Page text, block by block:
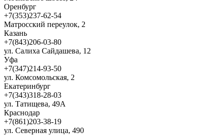
Оренбург
+7(353)237-62-54
Матросский переулок, 2
Казань
+7(843)206-03-80
ул. Салиха Сайдашева, 12
Уфа
+7(347)214-93-50
ул. Комсомольская, 2
Екатеринбург
+7(343)318-28-03
ул. Татищева, 49А
Краснодар
+7(861)203-38-19
ул. Северная улица, 490